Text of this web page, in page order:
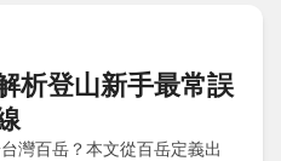
析登山新手最常誤
灣百岳？本文從百岳定義出